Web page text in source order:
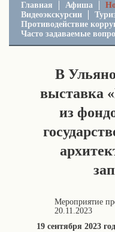
Главная Афиша
Видеоэкскурсии
Противодействие
Часто задаваемые
В
выставка
из
Мероприятие
20.11.2023
19 сентября 2023